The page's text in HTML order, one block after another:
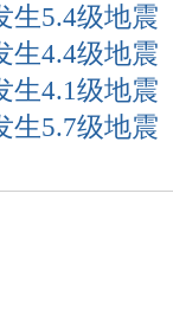
生5.4级地震
生4.4级地震
生4.1级地震
生5.7级地震